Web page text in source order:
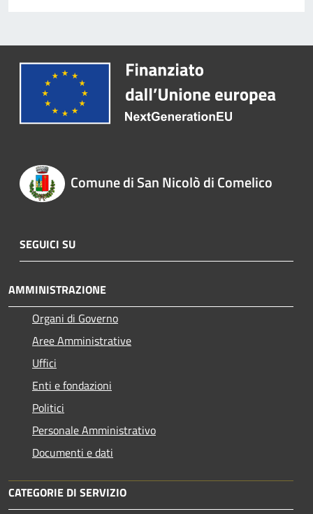
Comune di San Nicolò di Comelico
SEGUICI SU
AMMINISTRAZIONE
Organi di Governo
Aree Amministrative
Uffici
Enti e fondazioni
Politici
Personale Amministrativo
Documenti e dati
CATEGORIE DI SERVIZIO